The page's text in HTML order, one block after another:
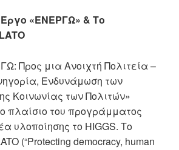
«ΕΝΕΡΓΩ» & Το
Προς μια Ανοιχτή Πολιτεία –
Ενδυνάμωση των
Κοινωνίας των Πολιτών»
πλαίσιο του προγράμματος
υλοποίησης το HIGGS. Το
(“Protecting democracy, human